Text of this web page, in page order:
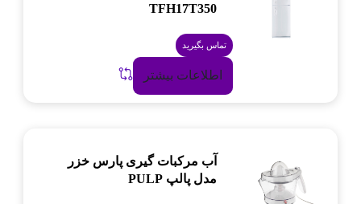
TFH17T350
تماس بگیرید
اطلاعات بیشتر
آب مرکبات گیری پارس خزر
مدل پالپ PULP